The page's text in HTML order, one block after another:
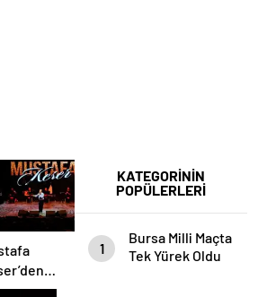
KATEGORİNİN
POPÜLERLERİ
1
Bursa Milli Maçta
Tek Yürek Oldu
Dolu